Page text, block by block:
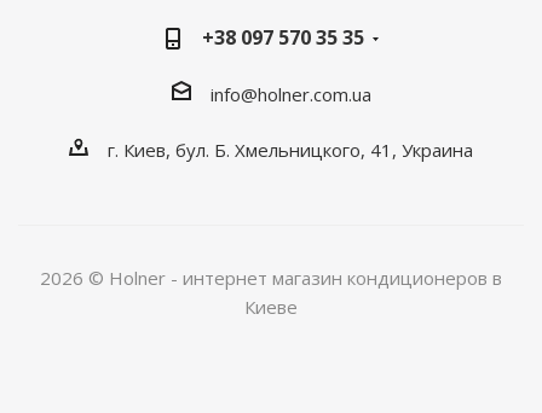
+38 097 570 35 35
info@holner.com.ua
г. Киев, бул. Б. Хмельницкого, 41, Украина
2026 © Holner - интернет магазин кондиционеров в
Киеве